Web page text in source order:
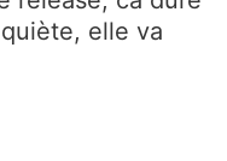
elle va